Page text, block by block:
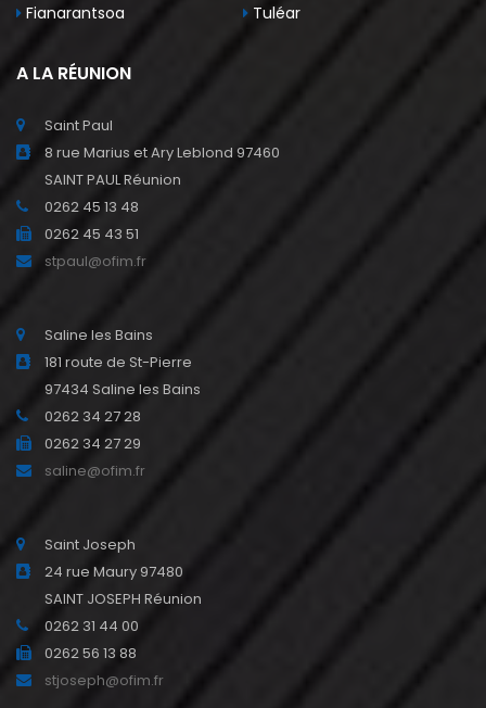
Fianarantsoa
Tuléar
A LA RÉUNION
Saint Paul
8 rue Marius et Ary Leblond 97460
SAINT PAUL Réunion
0262 45 13 48
0262 45 43 51
stpaul@ofim.fr
Saline les Bains
181 route de St-Pierre
97434 Saline les Bains
0262 34 27 28
0262 34 27 29
saline@ofim.fr
Saint Joseph
24 rue Maury 97480
SAINT JOSEPH Réunion
0262 31 44 00
0262 56 13 88
stjoseph@ofim.fr